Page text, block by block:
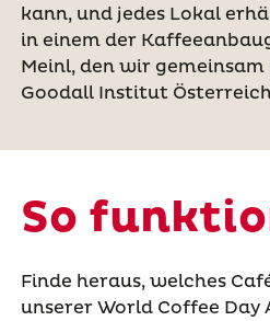
kann, und jedes Lokal
in einem der
Meinl, den wir
Goodall Institut
So
Finde heraus, welches
unserer World Coffee